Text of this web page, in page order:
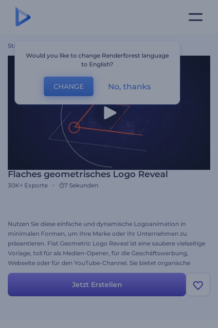
Startseite
Flaches geometrisches Logo Reveal
30K+ Exporte 7 Sekunden
Nutzen Sie diese einfache und dynamische Logoanimation in
minimalen Formen, um Ihre Marke oder Ihr Unternehmen zu
präsentieren. Flat Geometric Logo Reveal ist eine saubere vielseitige
Vorlage, toll für als Medien-Opener, für die Geschäftswerbung,
Webseite oder für den YouTube-Channel. Sie bietet organische
Linien und geometrische Formen, die eine Verschmelzung Ihres
finalen Logos erstellen. Legen Sie einfach Ihr Logo in den Editor von
Renderforest, ändern Sie den Text, wählen Sie Ihre eigenen Farben
Jetzt Erstellen
Would you like to change Renderforest language
to English?
CHANGE No, thanks